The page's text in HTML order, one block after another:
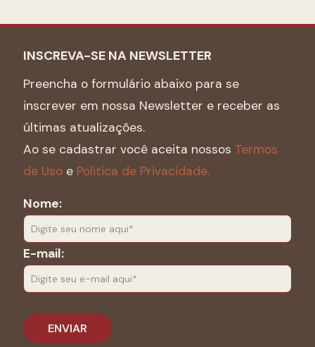
INSCREVA-SE NA NEWSLETTER
Preencha o formulário abaixo para se
inscrever em nossa Newsletter e receber as
últimas atualizações.
Ao se cadastrar você aceita nossos Termos
de Uso e Politica de Privacidade.
Nome:
E-mail: